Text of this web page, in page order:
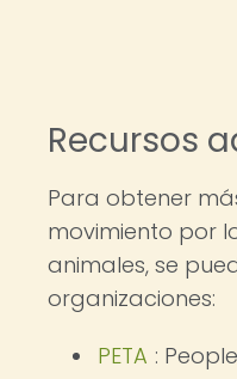
Recursos
Para obtener
movimiento por
animales, se
organizaciones:
PETA :